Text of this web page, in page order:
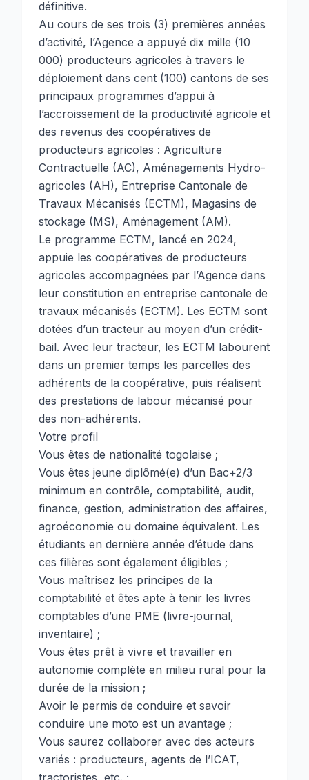
définitive.
Au cours de ses trois (3) premières années
d’activité, l’Agence a appuyé dix mille (10
000) producteurs agricoles à travers le
déploiement dans cent (100) cantons de ses
principaux programmes d’appui à
l’accroissement de la productivité agricole et
des revenus des coopératives de
producteurs agricoles : Agriculture
Contractuelle (AC), Aménagements Hydro-
agricoles (AH), Entreprise Cantonale de
Travaux Mécanisés (ECTM), Magasins de
stockage (MS), Aménagement (AM).
Le programme ECTM, lancé en 2024,
appuie les coopératives de producteurs
agricoles accompagnées par l’Agence dans
leur constitution en entreprise cantonale de
travaux mécanisés (ECTM). Les ECTM sont
dotées d’un tracteur au moyen d’un crédit-
bail. Avec leur tracteur, les ECTM labourent
dans un premier temps les parcelles des
adhérents de la coopérative, puis réalisent
des prestations de labour mécanisé pour
des non-adhérents.
Votre profil
Vous êtes de nationalité togolaise ;
Vous êtes jeune diplômé(e) d’un Bac+2/3
minimum en contrôle, comptabilité, audit,
finance, gestion, administration des affaires,
agroéconomie ou domaine équivalent. Les
étudiants en dernière année d’étude dans
ces filières sont également éligibles ;
Vous maîtrisez les principes de la
comptabilité et êtes apte à tenir les livres
comptables d’une PME (livre-journal,
inventaire) ;
Vous êtes prêt à vivre et travailler en
autonomie complète en milieu rural pour la
durée de la mission ;
Avoir le permis de conduire et savoir
conduire une moto est un avantage ;
Vous saurez collaborer avec des acteurs
variés : producteurs, agents de l’ICAT,
tractoristes, etc. ;